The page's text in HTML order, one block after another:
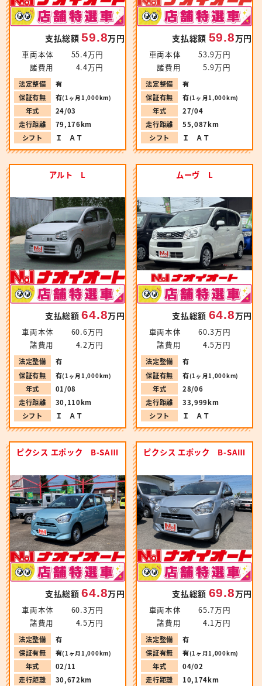
支払総額59.8万円
車両本体
55.4万円
諸費用
4.4万円
法定整備
有
保証有無
有(1ヶ月1,000km)
年式
24/03
走行距離
79,176km
シフト
Ｉ ＡＴ
支払総額 59.8万円
車両本体
53.9万円
諸費用
5.9万円
法定整備
有
保証有無
有(1ヶ月1,000km)
年式
27/04
走行距離
55,087km
シフト
Ｉ ＡＴ
アルト L
支払総額64.8万円
車両本体
60.6万円
諸費用
4.2万円
法定整備
有
保証有無
有(1ヶ月1,000km)
年式
01/08
走行距離
30,110km
シフト
Ｉ ＡＴ
ムーヴ L
支払総額 64.8万円
車両本体
60.3万円
諸費用
4.5万円
法定整備
有
保証有無
有(1ヶ月1,000km)
年式
28/06
走行距離
33,999km
シフト
Ｉ ＡＴ
ピクシス エポック B-SAⅢ
支払総額64.8万円
車両本体
60.3万円
諸費用
4.5万円
法定整備
有
保証有無
有(1ヶ月1,000km)
年式
02/11
走行距離
30,672km
ピクシス エポック B-SAⅢ
支払総額 69.8万円
車両本体
65.7万円
諸費用
4.1万円
法定整備
有
保証有無
有(1ヶ月1,000km)
年式
04/02
走行距離
10,174km